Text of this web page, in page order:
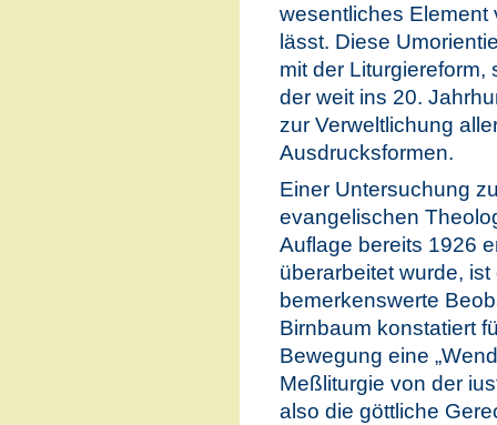
wesentliches Element
lässt. Diese
mit der Liturgiereform,
der weit ins 20.
zur Verweltlichung
Ausdrucksformen.
Einer Untersuchung
evangelischen
Auflage bereits 1926
überarbeitet wurde,
bemerkenswerte
Birnbaum konstatiert
Bewegung eine
Meßliturgie von der
also die göttliche